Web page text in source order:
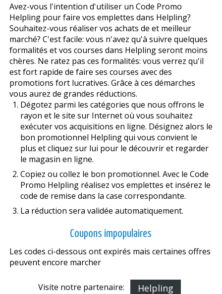
Avez-vous l'intention d'utiliser un Code Promo
Helpling pour faire vos emplettes dans Helpling?
Souhaitez-vous réaliser vos achats de et meilleur
marché? C'est facile: vous n'avez qu'à suivre quelques
formalités et vos courses dans Helpling seront moins
chères. Ne ratez pas ces formalités: vous verrez qu'il
est fort rapide de faire ses courses avec des
promotions fort lucratives. Grâce à ces démarches
vous aurez de grandes réductions.
Dégotez parmi les catégories que nous offrons le
rayon et le site sur Internet où vous souhaitez
exécuter vos acquisitions en ligne. Désignez alors le
bon promotionnel Helpling qui vous convient le
plus et cliquez sur lui pour le découvrir et regarder
le magasin en ligne.
Copiez ou collez le bon promotionnel. Avec le Code
Promo Helpling réalisez vos emplettes et insérez le
code de remise dans la case correspondante.
La réduction sera validée automatiquement.
Coupons impopulaires
Les codes ci-dessous ont expirés mais certaines offres
peuvent encore marcher
Visite notre partenaire: Helpling